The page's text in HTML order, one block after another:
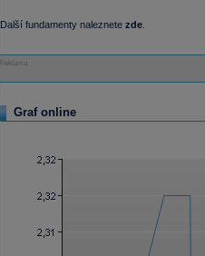
Další fundamenty naleznete zde.
Reklama
Graf online